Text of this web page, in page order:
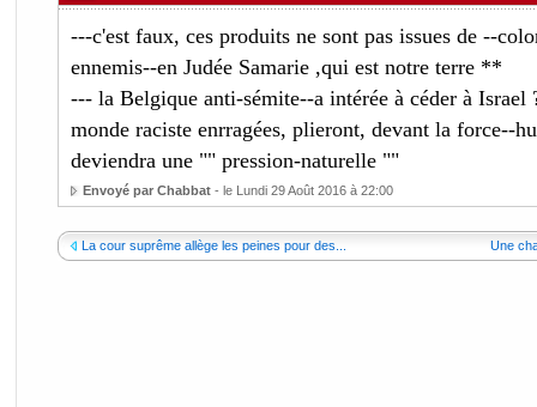
---c'est faux, ces produits ne sont pas issues de --
ennemis--en Judée Samarie ,qui est notre terre **
--- la Belgique anti-sémite--a intérée à céder à Israel
monde raciste enrragées, plieront, devant la force--
deviendra une "" pression-naturelle ""
Envoyé par Chabbat- le Lundi 29 Août 2016 à 22:00
La cour suprême allège les peines pour des... Une